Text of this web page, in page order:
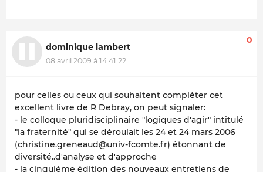
dominique lambert
08 avril 2009 à 14:41:22
0
pour celles ou ceux qui souhaitent compléter cet
excellent livre de R Debray, on peut signaler:
- le colloque pluridisciplinaire "logiques d'agir" intitulé
"la fraternité" qui se déroulait les 24 et 24 mars 2006
(christine.greneaud@univ-fcomte.fr) étonnant de
diversité..d'analyse et d'approche
- la cinquième édition des nouveaux entretiens de